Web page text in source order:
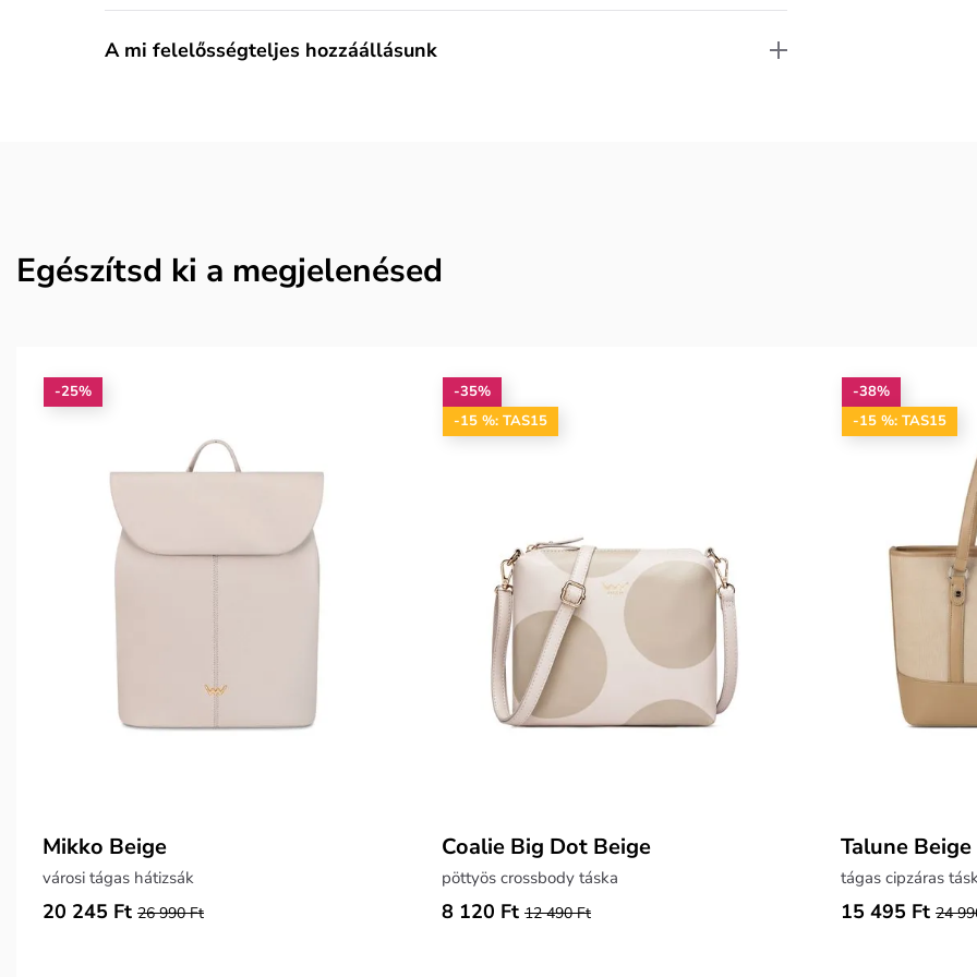
A mi felelősségteljes hozzáállásunk
Egészítsd ki a megjelenésed
-25%
Mikko Beige
városi tágas hátizsák
20 245 Ft 26 990 Ft
-35%
-15 %: TAS15
Coalie Big Dot Beige
pöttyös crossbody táska
8 120 Ft 12 490 Ft
-38%
-15 %: TAS15
Talune Beige
tágas cipzáras
15 495 Ft 24